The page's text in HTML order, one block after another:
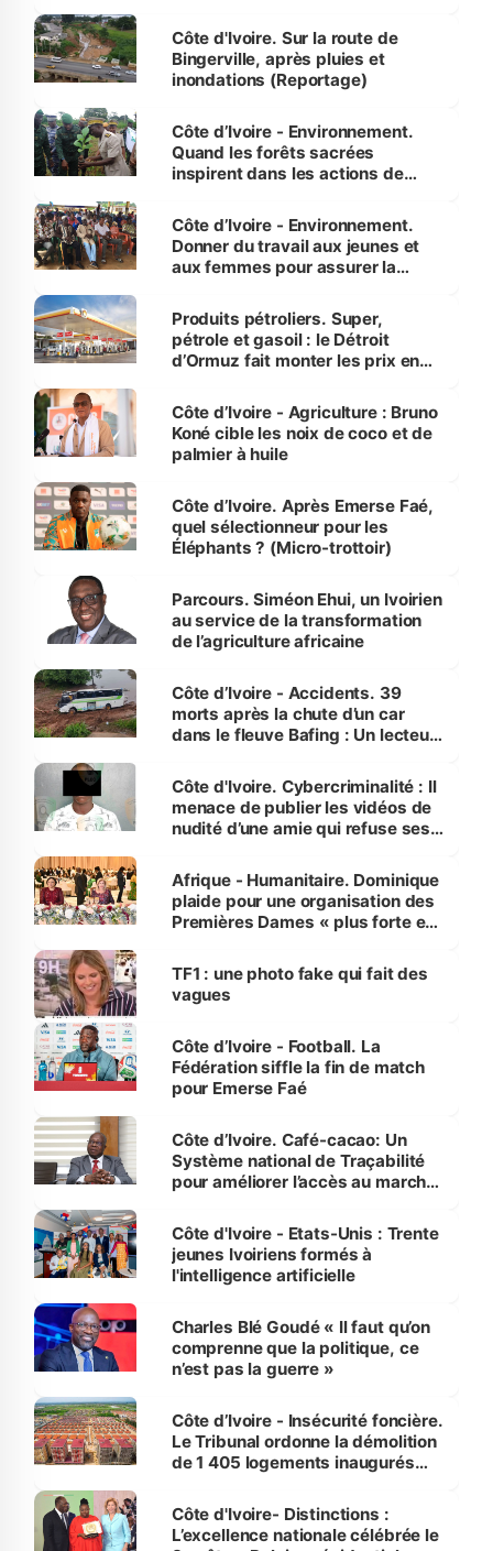
(Alassane Ouattara
Côte d'Ivoire. Sur la route de
Bingerville, après pluies et
inondations (Reportage)
Côte d’Ivoire - Environnement.
Quand les forêts sacrées
inspirent dans les actions de
Côte d’Ivoire - Environnement.
Donner du travail aux jeunes et
aux femmes pour assurer la
menacées
Produits pétroliers. Super,
pétrole et gasoil : le Détroit
d’Ormuz fait monter les prix en
Côte d’Ivoire - Agriculture : Bruno
Koné cible les noix de coco et de
palmier à huile
Côte d’Ivoire. Après Emerse Faé,
quel sélectionneur pour les
Éléphants ? (Micro-trottoir)
Parcours. Siméon Ehui, un Ivoirien
au service de la transformation
de l’agriculture africaine
Côte d’Ivoire - Accidents. 39
morts après la chute d’un car
dans le fleuve Bafing : Un lecteur
des Transports
Côte d'Ivoire. Cybercriminalité : Il
menace de publier les vidéos de
nudité d’une amie qui refuse ses
Afrique - Humanitaire. Dominique
plaide pour une organisation des
Premières Dames « plus forte et
sur la scène internationale »
TF1 : une photo fake qui fait des
vagues
Côte d’Ivoire - Football. La
Fédération siffle la fin de match
pour Emerse Faé
Côte d’Ivoire. Café-cacao: Un
Système national de Traçabilité
pour améliorer l’accès au marché
Côte d'Ivoire - Etats-Unis : Trente
jeunes Ivoiriens formés à
l'intelligence artificielle
Charles Blé Goudé « Il faut qu’on
comprenne que la politique, ce
n’est pas la guerre »
Côte d’Ivoire - Insécurité foncière.
Le Tribunal ordonne la démolition
de 1 405 logements inaugurés
Bassam
Côte d'Ivoire- Distinctions :
L’excellence nationale célébrée le